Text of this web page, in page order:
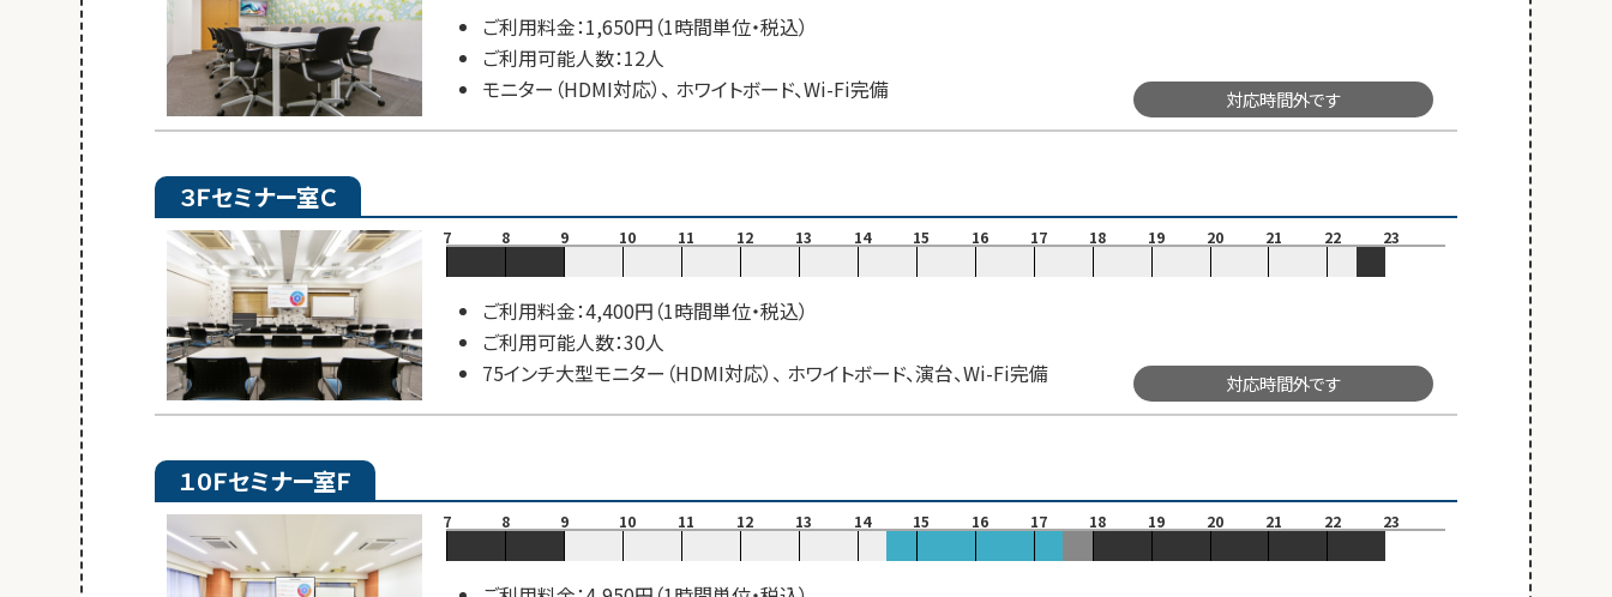
ご利用料金：1,650円（1時間単位・税込）
ご利用可能人数：12人
モニター（HDMI対応）、 ホワイトボード、Wi-Fi完備
対応時間外です
３Ｆセミナー室Ｃ
7 8 9 10 11 12 13 14 15 16 17 18 19 20 21 22 23
ご利用料金：4,400円（1時間単位・税込）
ご利用可能人数：30人
75インチ大型モニター（HDMI対応）、 ホワイトボード、演台、Wi-Fi完備
対応時間外です
１０Ｆセミナー室Ｆ
7 8 9 10 11 12 13 14 15 16 17 18 19 20 21 22 23